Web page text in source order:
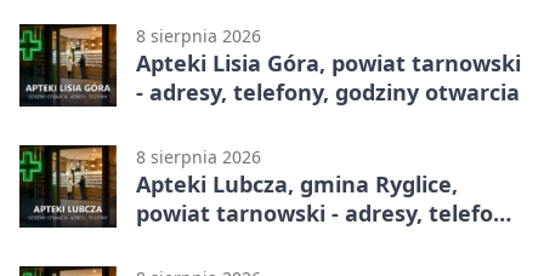
8 sierpnia 2026
Apteki Lisia Góra, powiat tarnowski
- adresy, telefony, godziny otwarcia
8 sierpnia 2026
Apteki Lubcza, gmina Ryglice,
powiat tarnowski - adresy, telefony,